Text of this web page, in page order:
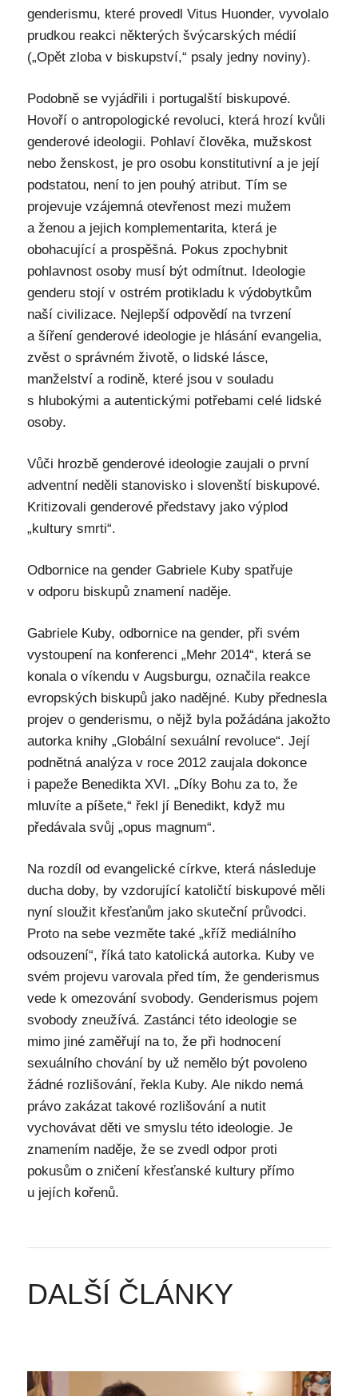
genderismu, které provedl Vitus Huonder, vyvolalo
prudkou reakci některých švýcarských médií
(„Opět zloba v biskupství,“ psaly jedny noviny).
Podobně se vyjádřili i portugalští biskupové.
Hovoří o antropologické revoluci, která hrozí kvůli
genderové ideologii. Pohlaví člověka, mužskost
nebo ženskost, je pro osobu konstitutivní a je její
podstatou, není to jen pouhý atribut. Tím se
projevuje vzájemná otevřenost mezi mužem
a ženou a jejich komplementarita, která je
obohacující a prospěšná. Pokus zpochybnit
pohlavnost osoby musí být odmítnut. Ideologie
genderu stojí v ostrém protikladu k výdobytkům
naší civilizace. Nejlepší odpovědí na tvrzení
a šíření genderové ideologie je hlásání evangelia,
zvěst o správném životě, o lidské lásce,
manželství a rodině, které jsou v souladu
s hlubokými a autentickými potřebami celé lidské
osoby.
Vůči hrozbě genderové ideologie zaujali o první
adventní neděli stanovisko i slovenští biskupové.
Kritizovali genderové představy jako výplod
„kultury smrti“.
Odbornice na gender Gabriele Kuby spatřuje
v odporu biskupů znamení naděje.
Gabriele Kuby, odbornice na gender, při svém
vystoupení na konferenci „Mehr 2014“, která se
konala o víkendu v Augsburgu, označila reakce
evropských biskupů jako nadějné. Kuby přednesla
projev o genderismu, o nějž byla požádána jakožto
autorka knihy „Globální sexuální revoluce“. Její
podnětná analýza v roce 2012 zaujala dokonce
i papeže Benedikta XVI. „Díky Bohu za to, že
mluvíte a píšete,“ řekl jí Benedikt, když mu
předávala svůj „opus magnum“.
Na rozdíl od evangelické církve, která následuje
ducha doby, by vzdorující katoličtí biskupové měli
nyní sloužit křesťanům jako skuteční průvodci.
Proto na sebe vezměte také „kříž mediálního
odsouzení“, říká tato katolická autorka. Kuby ve
svém projevu varovala před tím, že genderismus
vede k omezování svobody. Genderismus pojem
svobody zneužívá. Zastánci této ideologie se
mimo jiné zaměřují na to, že při hodnocení
sexuálního chování by už nemělo být povoleno
žádné rozlišování, řekla Kuby. Ale nikdo nemá
právo zakázat takové rozlišování a nutit
vychovávat děti ve smyslu této ideologie. Je
znamením naděje, že se zvedl odpor proti
pokusům o zničení křesťanské kultury přímo
u jejích kořenů.
DALŠÍ ČLÁNKY